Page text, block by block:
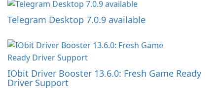
Telegram Desktop 7.0.9 available
IObit Driver Booster 13.6.0: Fresh Game Ready
Driver Support